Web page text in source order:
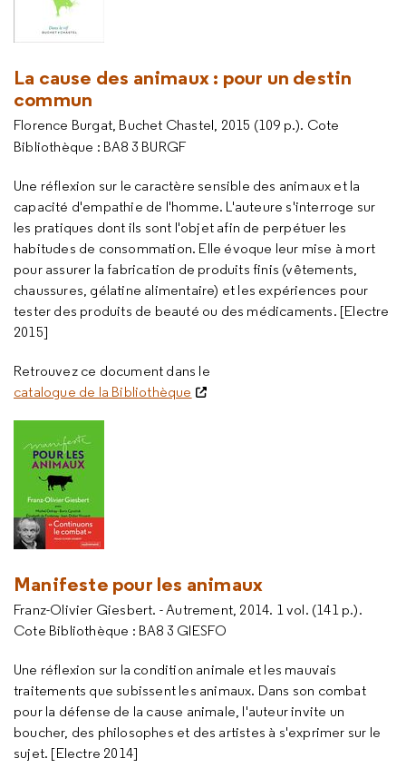
La cause des animaux : pour un destin
commun
Florence Burgat, Buchet Chastel, 2015 (109 p.). Cote
Bibliothèque : BA8 3 BURGF
Une réflexion sur le caractère sensible des animaux et la
capacité d'empathie de l'homme. L'auteure s'interroge sur
les pratiques dont ils sont l'objet afin de perpétuer les
habitudes de consommation. Elle évoque leur mise à mort
pour assurer la fabrication de produits finis (vêtements,
chaussures, gélatine alimentaire) et les expériences pour
tester des produits de beauté ou des médicaments. [Electre
2015]
Retrouvez ce document dans le
catalogue de la Bibliothèque
Manifeste pour les animaux
Franz-Olivier Giesbert. - Autrement, 2014. 1 vol. (141 p.).
Cote Bibliothèque : BA8 3 GIESFO
Une réflexion sur la condition animale et les mauvais
traitements que subissent les animaux. Dans son combat
pour la défense de la cause animale, l'auteur invite un
boucher, des philosophes et des artistes à s'exprimer sur le
sujet. [Electre 2014]